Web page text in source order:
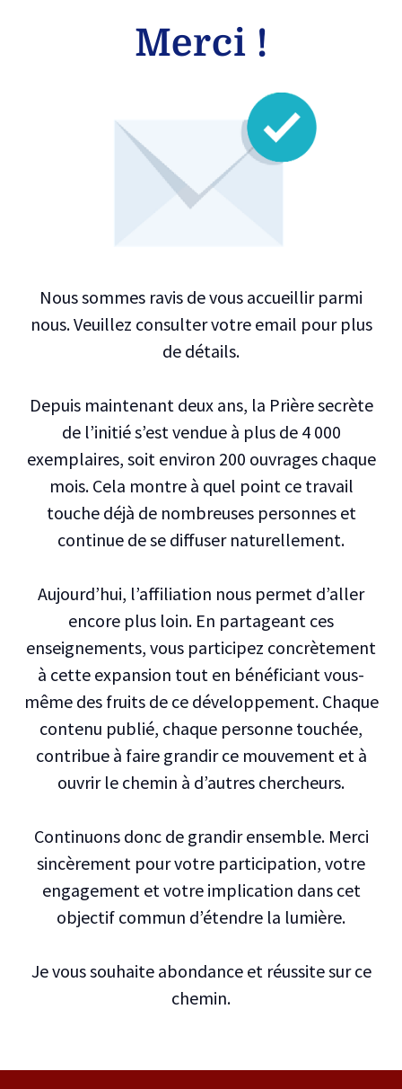
Merci !
Nous sommes ravis de vous accueillir parmi
nous. Veuillez consulter votre email pour plus
de détails.
Depuis maintenant deux ans, la Prière secrète
de l’initié s’est vendue à plus de 4 000
exemplaires, soit environ 200 ouvrages chaque
mois. Cela montre à quel point ce travail
touche déjà de nombreuses personnes et
continue de se diffuser naturellement.
Aujourd’hui, l’affiliation nous permet d’aller
encore plus loin. En partageant ces
enseignements, vous participez concrètement
à cette expansion tout en bénéficiant vous-
même des fruits de ce développement. Chaque
contenu publié, chaque personne touchée,
contribue à faire grandir ce mouvement et à
ouvrir le chemin à d’autres chercheurs.
Continuons donc de grandir ensemble. Merci
sincèrement pour votre participation, votre
engagement et votre implication dans cet
objectif commun d’étendre la lumière.
Je vous souhaite abondance et réussite sur ce
chemin.